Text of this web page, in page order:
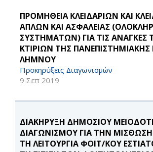
ΠΡΟΜΗΘΕΙΑ ΚΛΕΙΔΑΡΙΩΝ ΚΑΙ
ΑΠΛΩΝ ΚΑΙ ΑΣΦΑΛΕΙΑΣ
ΣΥΣΤΗΜΑΤΩΝ) ΓΙΑ ΤΙΣ ΑΝΑΓΚΕΣ
ΚΤΙΡΙΩΝ ΤΗΣ
ΛΗΜΝΟΥ
Προκηρύξεις Διαγωνισμών
9 Σεπ 2019
ΔΙΑΚΗΡΥΞΗ ΔΗΜΟΣΙΟΥ
ΔΙΑΓΩΝΙΣΜΟΥ ΓΙΑ ΤΗΝ
ΤΗ ΛΕΙΤΟΥΡΓΙΑ ΦΟΙΤ/ΚΟΥ